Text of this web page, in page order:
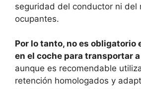
seguridad del conductor ni del
ocupantes.
Por lo tanto, no es obligatorio
en el coche para transportar
aunque es recomendable
retención homologados y